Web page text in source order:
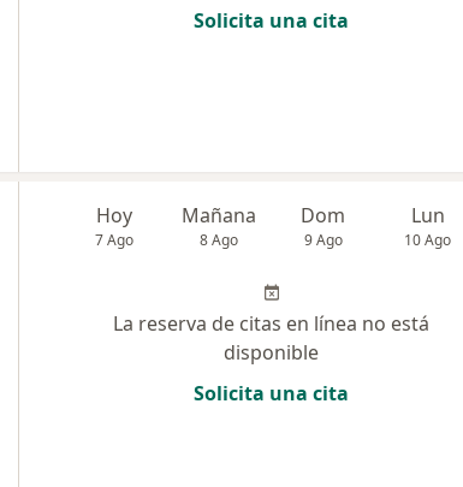
Solicita una cita
Hoy
7 Ago
Mañana
8 Ago
Dom
9 Ago
Lun
10 Ago
La reserva de citas en línea no está
disponible
Solicita una cita